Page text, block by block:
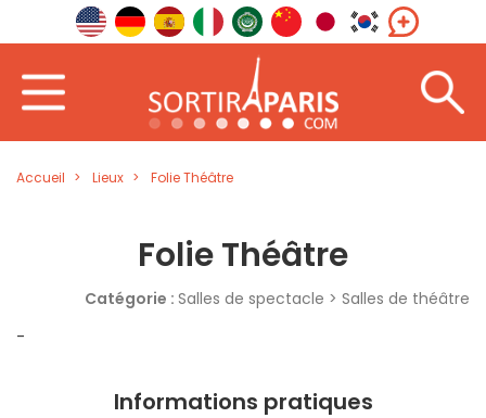
Accueil Lieux Folie Théâtre
Folie Théâtre
Catégorie : Salles de spectacle > Salles de théâtre
-
Informations pratiques